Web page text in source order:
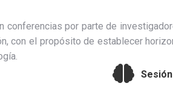
por parte de
con el propósito de establecer